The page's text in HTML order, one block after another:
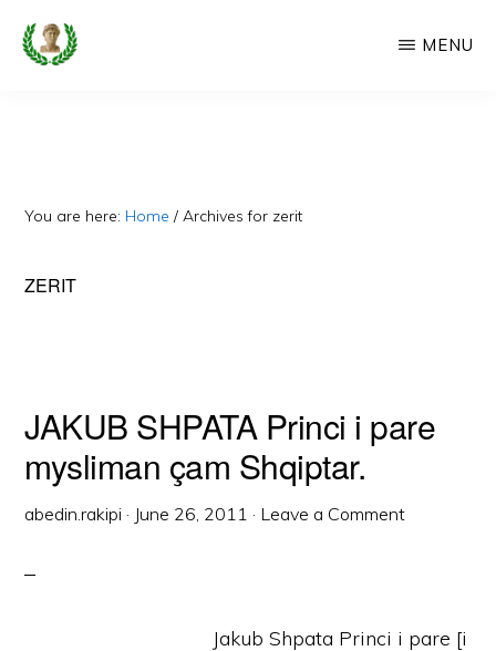
Skip
Faqe
Dedikuar
MENU
You are here: Home / Archives for zerit
ZERIT
JAKUB SHPATA Princi i pare
mysliman çam Shqiptar.
abedin.rakipi · June 26, 2011 · Leave a Comment
Jakub Shpata Princi i pare [i